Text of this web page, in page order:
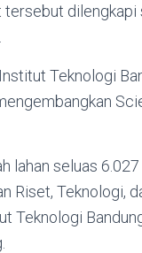
dilengkapi
Teknologi
lahan seluas
Riset, Teknologi,
Teknologi